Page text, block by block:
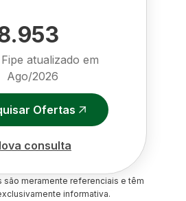
atualizado em
Ago/2026
Ofertas
consulta
são meramente referenciais e têm
informativa.